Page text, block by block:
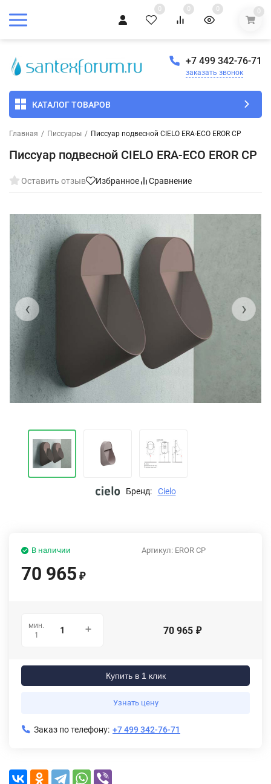
0 0 0 0
+7 499 342-76-71
заказать звонок
КАТАЛОГ ТОВАРОВ
Главная / Писсуары / Писсуар подвесной CIELO ERA-ECO EROR CP
Писсуар подвесной CIELO ERA-ECO EROR CP
Оставить отзыв Избранное Сравнение
‹ ›
Бренд: Cielo
Артикул: EROR CP
В наличии
70 965 ₽
мин.
1
70 965 ₽
Купить в 1 клик
Узнать цену
Заказ по телефону: +7 499 342-76-71